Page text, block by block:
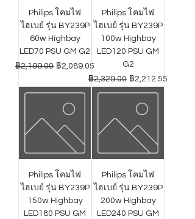
Philips โคมไฟ
ไฮเบย์ รุ่น BY239P
60w Highbay
LED70 PSU GM G2
ราคาปกติ
฿2,199.00 ราคาขายลด
฿2,089.05
Philips โคมไฟ
ไฮเบย์ รุ่น BY239P
100w Highbay
LED120 PSU GM
G2
ราคาปกติ
฿2,329.00 ราคาขายลด
฿2,212.55
Philips โคมไฟ
ไฮเบย์ รุ่น BY239P
150w Highbay
LED180 PSU GM
Philips โคมไฟ
ไฮเบย์ รุ่น BY239P
200w Highbay
LED240 PSU GM